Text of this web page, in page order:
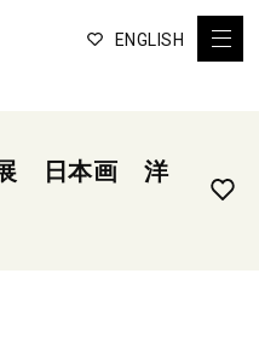
ENGLISH
展 日本画 洋